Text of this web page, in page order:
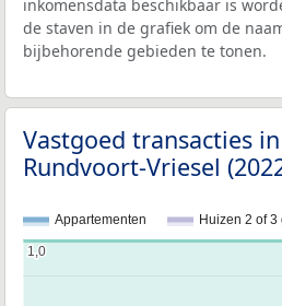
inkomensdata beschikbaar is
de staven in de grafiek om de
bijbehorende gebieden te tonen.
Vastgoed transacties
Rundvoort-Vriesel
Appartementen Huizen 2 of
1,0
1,0